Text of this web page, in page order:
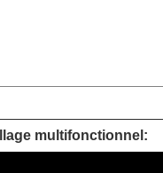
multifonctionnel: